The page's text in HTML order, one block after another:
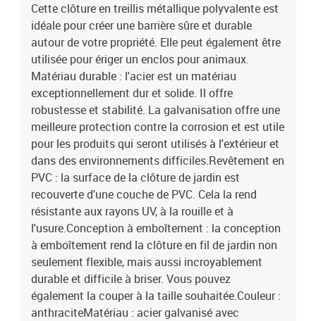
clôture : 1,8 x 25 m (H x L)Dimensions de la maille : 100 x 75 mm (L
x l)Diamètre du fil principal : 1,55/1,95 mm (fil d'acier de 1,55 mm ;
1,95 mm avec le revêtement en PVC)Accessoires pour clôtures
:Dimensions du poteau droit : 32 mm x 2,3 m (Diamètre x
H)Dimensions du poteau de soutien : 32 mm x 2,3 m (Diamètre x
H)L'assemblage est requisLa livraison contient :1 x rouleau de
clôture en treillis métallique11 x poteau droit avec capuchon et
porte-fils2 x poteau de soutien2 x support de poteau de support
diagonal1 x paire de pince1 x jeu de clous M
Cette clôture en treillis métallique polyvalente est
idéale pour créer une barrière sûre et durable
autour de votre propriété. Elle peut également être
utilisée pour ériger un enclos pour animaux.
Matériau durable : l'acier est un matériau
exceptionnellement dur et solide. Il offre
robustesse et stabilité. La galvanisation offre une
meilleure protection contre la corrosion et est utile
pour les produits qui seront utilisés à l'extérieur et
dans des environnements difficiles.Revêtement en
PVC : la surface de la clôture de jardin est
recouverte d'une couche de PVC. Cela la rend
résistante aux rayons UV, à la rouille et à
l'usure.Conception à emboîtement : la conception
à emboîtement rend la clôture en fil de jardin non
seulement flexible, mais aussi incroyablement
durable et difficile à briser. Vous pouvez
également la couper à la taille souhaitée.Couleur :
anthraciteMatériau : acier galvanisé avec